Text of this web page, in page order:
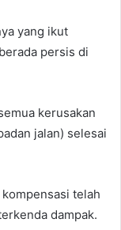
yang ikut
persis di
kerusakan
jalan) selesai
telah
dampak.